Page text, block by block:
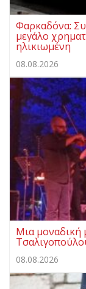
Φαρκαδόνα:
μεγάλο
ηλικιωμένη
08.08.2026
Μια μοναδική
08.08.2026